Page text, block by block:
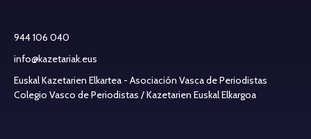
944 106 040
info@kazetariak.eus
Euskal Kazetarien Elkartea - Asociación Vasca de Periodistas
Colegio Vasco de Periodistas / Kazetarien Euskal Elkargoa